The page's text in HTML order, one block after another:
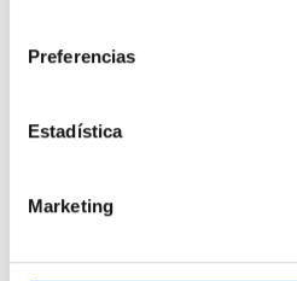
Preferencias
Estadística
Marketing